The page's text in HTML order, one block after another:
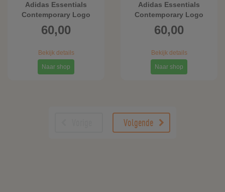
Adidas Essentials
Contemporary Logo
Bomberjack
60,00
Bekijk details
Naar shop
Adidas Essentials
Contemporary Logo
Bomberjack
60,00
Bekijk details
Naar shop
Volgende